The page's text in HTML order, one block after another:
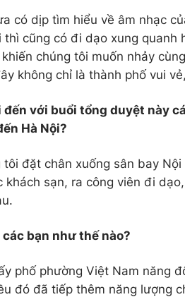
có dịp tìm hiểu về âm nhạc
thì cũng có đi dạo xung
chúng tôi muốn nhảy
không chỉ là thành phố vui
với buổi tổng duyệt này
Hà Nội?
tôi đặt chân xuống sân bay
khách sạn, ra công viên đi
bạn như thế nào?
phố phường Việt Nam năng
đó đã tiếp thêm năng lượng